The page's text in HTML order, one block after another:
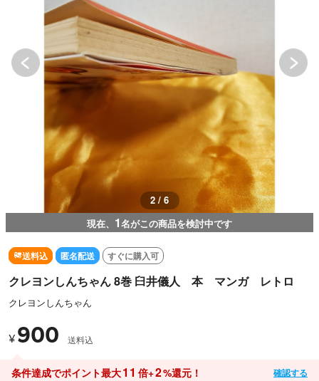
3 / 6
現在、 1名がこの商品を検討中です
送料込 匿名配送 すぐに購入可
クレヨンしんちゃん 8巻 臼井儀人 本 マンガ レトロ
クレヨンしんちゃん
¥ 900 送料込
条件達成でポイント最大11 倍+2%還元！ 確認する